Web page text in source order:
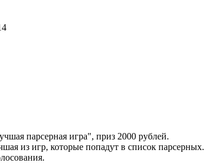
парсерная игра", приз 2000 рублей.
из игр, которые попадут в список парсерных.